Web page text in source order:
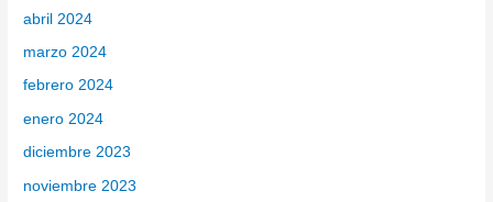
abril 2024
marzo 2024
febrero 2024
enero 2024
diciembre 2023
noviembre 2023